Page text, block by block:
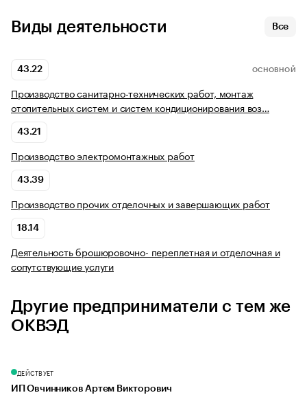
Виды деятельности Все
43.22 ОСНОВНОЙ
Производство санитарно-технических работ, монтаж
отопительных систем и систем кондиционирования воз…
43.21
Производство электромонтажных работ
43.39
Производство прочих отделочных и завершающих работ
18.14
Деятельность брошюровочно- переплетная и отделочная и
сопутствующие услуги
Другие предприниматели с тем же
ОКВЭД
ДЕЙСТВУЕТ
ИП Овчинников Артем Викторович